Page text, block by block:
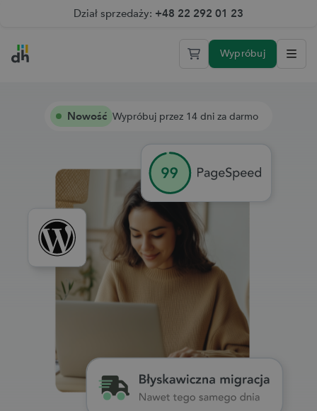
Dział sprzedaży: +48 22 292 01 23
Wypróbuj
Nowość Wypróbuj przez 14 dni za darmo